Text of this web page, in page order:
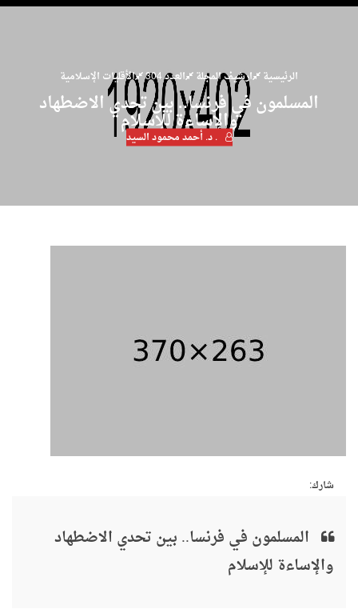
navigation
الرئيسية ارشيف المجلة العدد 304 الأقليات الإسلامية
المسلمون في فرنسا.. بين تحدي الاضطهاد
والإساءة للإسلام
. د. أحمد محمود السيد
شارك:
المسلمون في فرنسا.. بين تحدي الاضطهاد
والإساءة للإسلام